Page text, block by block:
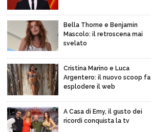
Bella Thorne e Benjamin
Mascolo: il retroscena mai
svelato
Cristina Marino e Luca
Argentero: il nuovo scoop fa
esplodere il web
A Casa di Emy, il gusto dei
ricordi conquista la tv